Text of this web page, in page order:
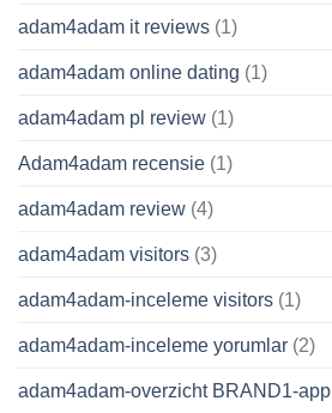
adam4adam it reviews (1)
adam4adam online dating (1)
adam4adam pl review (1)
Adam4adam recensie (1)
adam4adam review (4)
adam4adam visitors (3)
adam4adam-inceleme visitors (1)
adam4adam-inceleme yorumlar (2)
adam4adam-overzicht BRAND1-app